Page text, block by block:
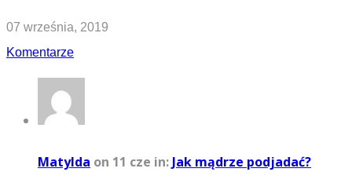
07 września, 2019
Komentarze
Matylda on 11 cze in: Jak mądrze podjadać?